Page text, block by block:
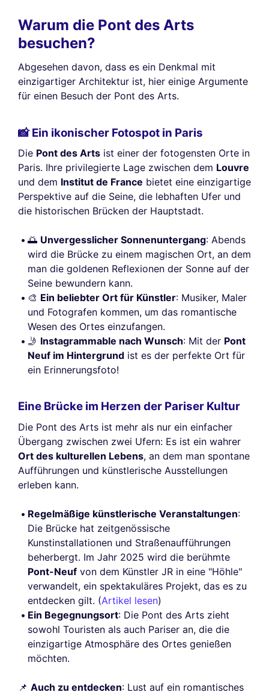
Warum die Pont des Arts
besuchen?
Abgesehen davon, dass es ein Denkmal mit
einzigartiger Architektur ist, hier einige Argumente
für einen Besuch der Pont des Arts.
📸 Ein ikonischer Fotospot in Paris
Die Pont des Arts ist einer der fotogensten Orte in
Paris. Ihre privilegierte Lage zwischen dem Louvre
und dem Institut de France bietet eine einzigartige
Perspektive auf die Seine, die lebhaften Ufer und
die historischen Brücken der Hauptstadt.
🌅 Unvergesslicher Sonnenuntergang: Abends
wird die Brücke zu einem magischen Ort, an dem
man die goldenen Reflexionen der Sonne auf der
Seine bewundern kann.
🎨 Ein beliebter Ort für Künstler: Musiker, Maler
und Fotografen kommen, um das romantische
Wesen des Ortes einzufangen.
🤳 Instagrammable nach Wunsch: Mit der Pont
Neuf im Hintergrund ist es der perfekte Ort für
ein Erinnerungsfoto!
Eine Brücke im Herzen der Pariser Kultur
Die Pont des Arts ist mehr als nur ein einfacher
Übergang zwischen zwei Ufern: Es ist ein wahrer
Ort des kulturellen Lebens, an dem man spontane
Aufführungen und künstlerische Ausstellungen
erleben kann.
Regelmäßige künstlerische Veranstaltungen:
Die Brücke hat zeitgenössische
Kunstinstallationen und Straßenaufführungen
beherbergt. Im Jahr 2025 wird die berühmte
Pont-Neuf von dem Künstler JR in eine "Höhle"
verwandelt, ein spektakuläres Projekt, das es zu
entdecken gilt. (Artikel lesen)
Ein Begegnungsort: Die Pont des Arts zieht
sowohl Touristen als auch Pariser an, die die
einzigartige Atmosphäre des Ortes genießen
möchten.
📌 Auch zu entdecken: Lust auf ein romantisches